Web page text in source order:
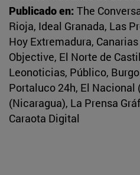
Publicado en: The
Rioja, Ideal Granada, Las
Hoy Extremadura,
Objective, El Norte de
Leonoticias, Público,
Portaluco 24h, El Nacional
(Nicaragua), La Prensa
Caraota Digital